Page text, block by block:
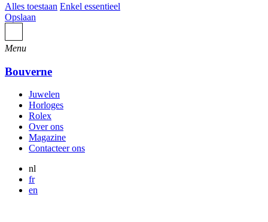
Alles toestaan Enkel essentieel
Opslaan
Menu
Bouverne
Juwelen
Horloges
Rolex
Over ons
Magazine
Contacteer ons
nl
fr
en